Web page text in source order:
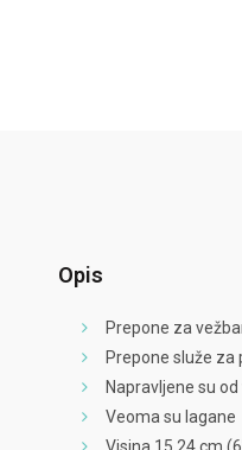
Opis
Prepone za
Prepone služe za
Napravljene su
Veoma su lagane